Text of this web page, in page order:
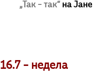
„Так – так“ на
16.7 – недела